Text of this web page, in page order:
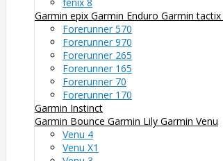
Garmin epix Garmin Enduro Garmin tactix
Forerunner 570
Forerunner 970
Forerunner 265
Forerunner 165
Forerunner 70
Forerunner 170
Garmin Instinct
Garmin Bounce Garmin Lily Garmin Venu
Venu 4
Venu X1